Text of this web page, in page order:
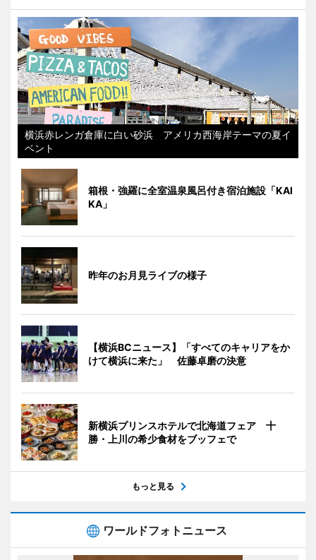
横浜赤レンガ倉庫に白い砂浜 アメリカ西海岸テーマの夏イ
ベント
箱根・強羅に全室温泉風呂付き宿泊施設「KAI
KA」
昨年のお月見ライブの様子
【横浜BCニュース】「すべてのキャリアをか
けて横浜に来た」 佐藤卓磨の決意
新横浜プリンスホテルで北海道フェア 十
勝・上川の希少食材をブッフェで
もっと見る
ワールドフォトニュース